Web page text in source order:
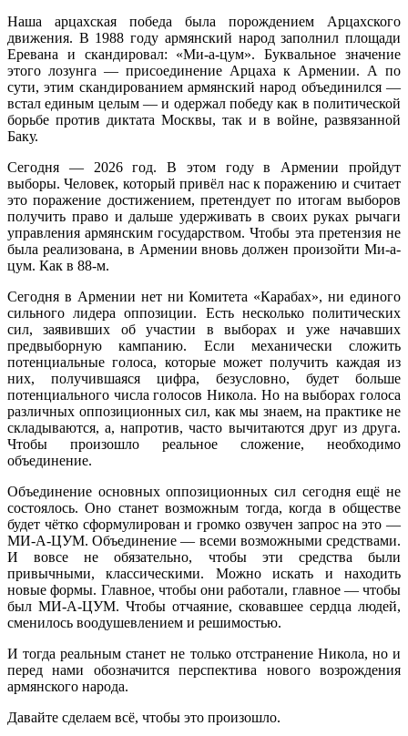
Наша арцахская победа была порождением Арцахского
движения. В 1988 году армянский народ заполнил площади
Еревана и скандировал: «Ми-а-цум». Буквальное значение
этого лозунга — присоединение Арцаха к Армении. А по
сути, этим скандированием армянский народ объединился —
встал единым целым — и одержал победу как в политической
борьбе против диктата Москвы, так и в войне, развязанной
Баку.
Сегодня — 2026 год. В этом году в Армении пройдут
выборы. Человек, который привёл нас к поражению и считает
это поражение достижением, претендует по итогам выборов
получить право и дальше удерживать в своих руках рычаги
управления армянским государством. Чтобы эта претензия не
была реализована, в Армении вновь должен произойти Ми-а-
цум. Как в 88-м.
Сегодня в Армении нет ни Комитета «Карабах», ни единого
сильного лидера оппозиции. Есть несколько политических
сил, заявивших об участии в выборах и уже начавших
предвыборную кампанию. Если механически сложить
потенциальные голоса, которые может получить каждая из
них, получившаяся цифра, безусловно, будет больше
потенциального числа голосов Никола. Но на выборах голоса
различных оппозиционных сил, как мы знаем, на практике не
складываются, а, напротив, часто вычитаются друг из друга.
Чтобы произошло реальное сложение, необходимо
объединение.
Объединение основных оппозиционных сил сегодня ещё не
состоялось. Оно станет возможным тогда, когда в обществе
будет чётко сформулирован и громко озвучен запрос на это —
МИ-А-ЦУМ. Объединение — всеми возможными средствами.
И вовсе не обязательно, чтобы эти средства были
привычными, классическими. Можно искать и находить
новые формы. Главное, чтобы они работали, главное — чтобы
был МИ-А-ЦУМ. Чтобы отчаяние, сковавшее сердца людей,
сменилось воодушевлением и решимостью.
И тогда реальным станет не только отстранение Никола, но и
перед нами обозначится перспектива нового возрождения
армянского народа.
Давайте сделаем всё, чтобы это произошло.